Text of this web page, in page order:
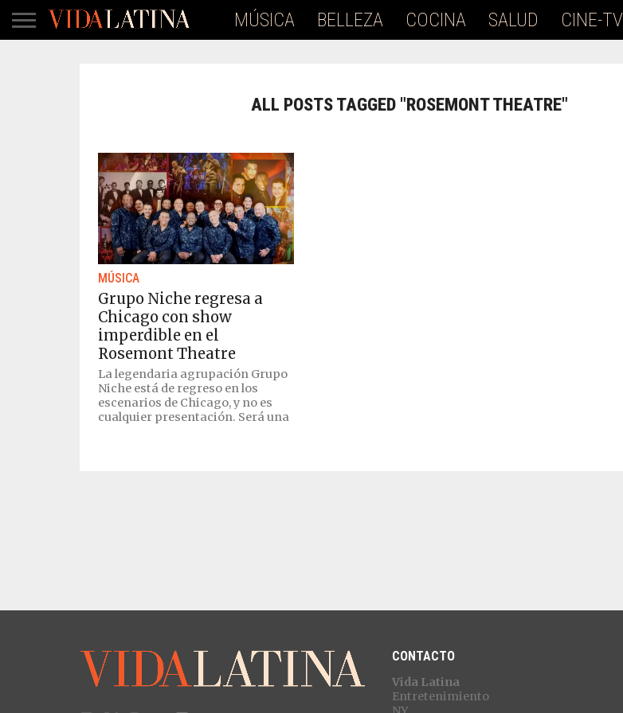
MÚSICA BELLEZA COCINA SALUD CINE-TV
ALL POSTS TAGGED "ROSEMONT THEATRE"
MÚSICA
Grupo Niche regresa a
Chicago con show
imperdible en el
Rosemont Theatre
La legendaria agrupación Grupo
Niche está de regreso en los
escenarios de Chicago, y no es
cualquier presentación. Será una
CONTACTO
Vida Latina
Entretenimiento